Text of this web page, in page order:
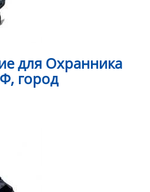
для Охранника
город